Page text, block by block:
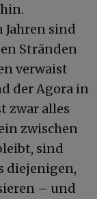
Jahren sind
Stränden
verwaist
der Agora in
zwar alles
zwischen
sind
diejenigen,
– und